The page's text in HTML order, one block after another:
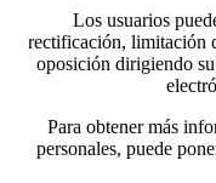
Los usuarios
rectificación, limitación
oposición dirigiendo
Para obtener más
personales, puede